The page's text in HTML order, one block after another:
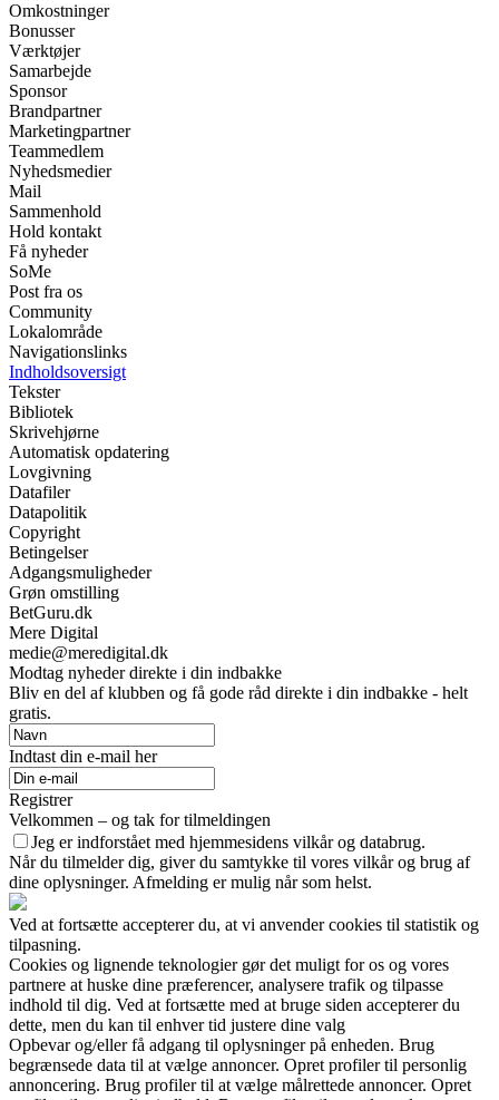
Omkostninger
Bonusser
Værktøjer
Samarbejde
Sponsor
Brandpartner
Marketingpartner
Teammedlem
Nyhedsmedier
Mail
Sammenhold
Hold kontakt
Få nyheder
SoMe
Post fra os
Community
Lokalområde
Navigationslinks
Indholdsoversigt
Tekster
Bibliotek
Skrivehjørne
Automatisk opdatering
Lovgivning
Datafiler
Datapolitik
Copyright
Betingelser
Adgangsmuligheder
Grøn omstilling
BetGuru.dk
Mere Digital
medie@meredigital.dk
Modtag nyheder direkte i din indbakke
Bliv en del af klubben og få gode råd direkte i din indbakke - helt
gratis.
Indtast din e-mail her
Registrer
Velkommen – og tak for tilmeldingen
Jeg er indforstået med hjemmesidens vilkår og databrug.
Når du tilmelder dig, giver du samtykke til vores vilkår og brug af
dine oplysninger. Afmelding er mulig når som helst.
Ved at fortsætte accepterer du, at vi anvender cookies til statistik og
tilpasning.
Cookies og lignende teknologier gør det muligt for os og vores
partnere at huske dine præferencer, analysere trafik og tilpasse
indhold til dig. Ved at fortsætte med at bruge siden accepterer du
dette, men du kan til enhver tid justere dine valg
Opbevar og/eller få adgang til oplysninger på enheden. Brug
begrænsede data til at vælge annoncer. Opret profiler til personlig
annoncering. Brug profiler til at vælge målrettede annoncer. Opret